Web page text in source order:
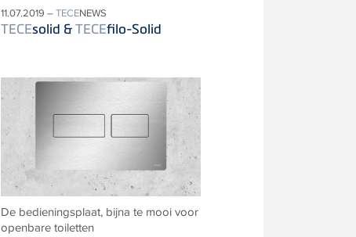
11.07.2019 –TECENEWS
TECEsolid &TECEfilo-Solid
De bedieningsplaat, bijna te mooi voor
openbare toiletten